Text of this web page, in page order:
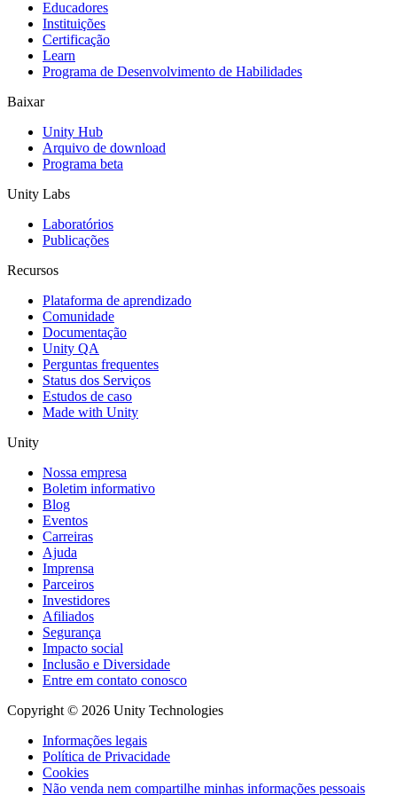
Jogos XR
Lance jogos XR em várias plataformas
Jogos com multijogador
Educadores
Instituições
Certificação
Learn
Programa de Desenvolvimento de Habilidades
Baixar
Unity Hub
Arquivo de download
Programa beta
Unity Labs
Laboratórios
Publicações
Recursos
Plataforma de aprendizado
Comunidade
Documentação
Unity QA
Perguntas frequentes
Status dos Serviços
Estudos de caso
Made with Unity
Unity
Nossa empresa
Boletim informativo
Blog
Eventos
Carreiras
Ajuda
Imprensa
Parceiros
Investidores
Afiliados
Segurança
Impacto social
Inclusão e Diversidade
Entre em contato conosco
Copyright © 2026 Unity Technologies
Informações legais
Política de Privacidade
Cookies
Não venda nem compartilhe minhas informações pessoais